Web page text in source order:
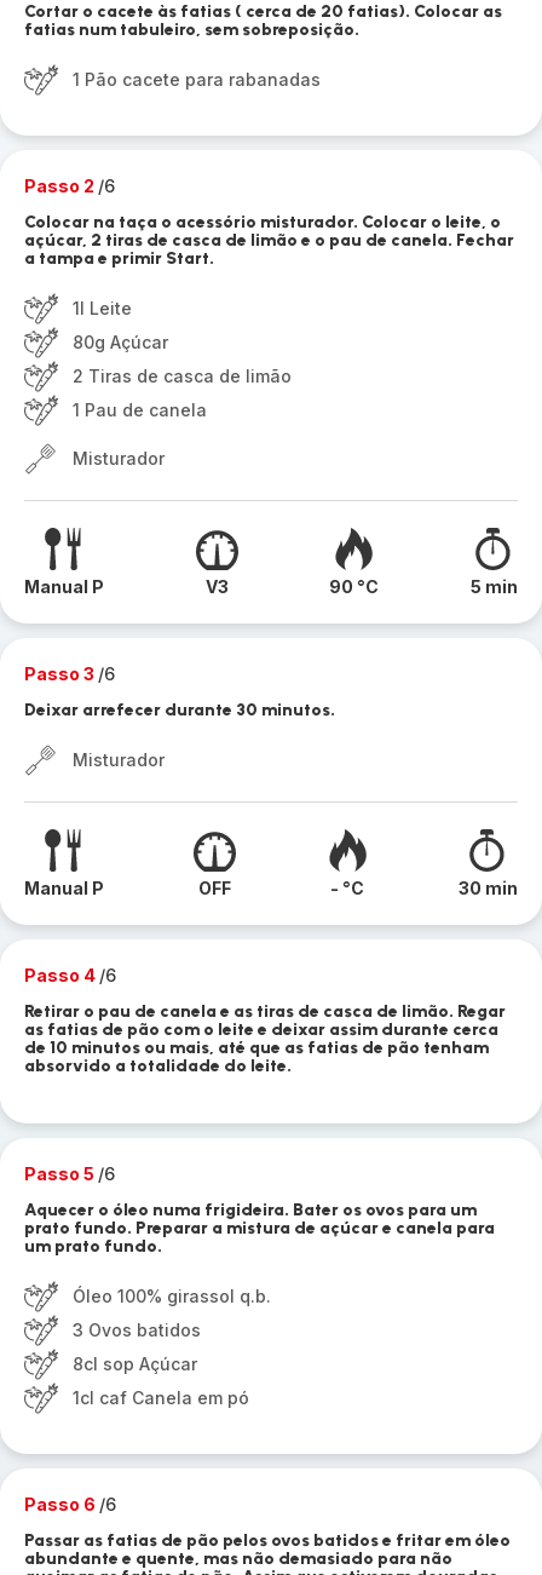
Cortar o cacete às fatias ( cerca de 20 fatias). Colocar as
fatias num tabuleiro, sem sobreposição.
1 Pão cacete para rabanadas
Passo 2 /6
Colocar na taça o acessório misturador. Colocar o leite, o
açúcar, 2 tiras de casca de limão e o pau de canela. Fechar
a tampa e primir Start.
1l Leite
80g Açúcar
2 Tiras de casca de limão
1 Pau de canela
Misturador
Manual P V3 90 °C 5 min
Passo 3 /6
Deixar arrefecer durante 30 minutos.
Misturador
Manual P OFF - °C 30 min
Passo 4 /6
Retirar o pau de canela e as tiras de casca de limão. Regar
as fatias de pão com o leite e deixar assim durante cerca
de 10 minutos ou mais, até que as fatias de pão tenham
absorvido a totalidade do leite.
Passo 5 /6
Aquecer o óleo numa frigideira. Bater os ovos para um
prato fundo. Preparar a mistura de açúcar e canela para
um prato fundo.
Óleo 100% girassol q.b.
3 Ovos batidos
8cl sop Açúcar
1cl caf Canela em pó
Passo 6 /6
Passar as fatias de pão pelos ovos batidos e fritar em óleo
abundante e quente, mas não demasiado para não